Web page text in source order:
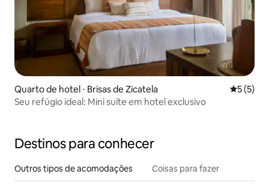
Quarto de hotel ⋅ Brisas de Zicatela 5 de
5 (5)
Seu refúgio ideal: Mini suíte em hotel exclusivo
Destinos para conhecer
Outros tipos de acomodações Coisas para fazer